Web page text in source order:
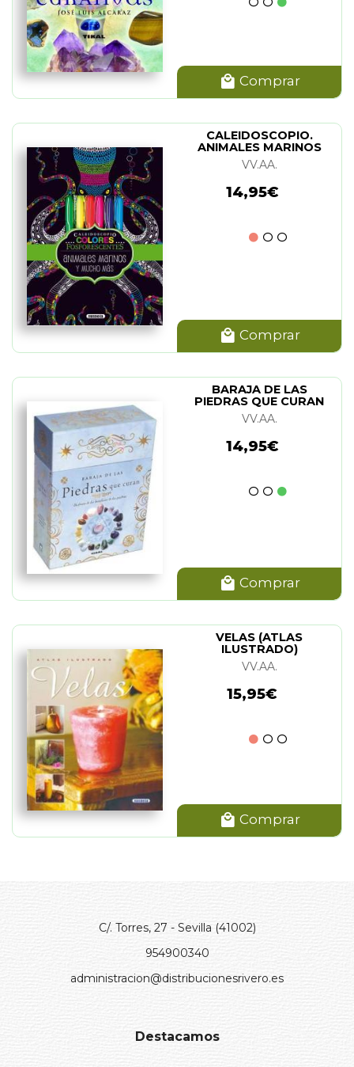
Comprar
CALEIDOSCOPIO.
ANIMALES MARINOS
(PACK COLOREAR)
VV.AA.
14,95€
Comprar
BARAJA DE LAS
PIEDRAS QUE CURAN
VV.AA.
14,95€
Comprar
VELAS (ATLAS
ILUSTRADO)
VV.AA.
15,95€
Comprar
C/. Torres, 27 - Sevilla (41002)
954900340
administracion@distribucionesrivero.es
Destacamos